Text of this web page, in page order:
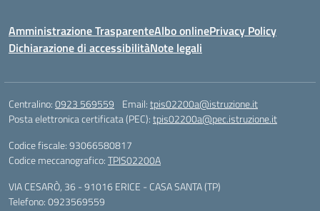
Amministrazione TrasparenteAlbo onlinePrivacy Policy
Dichiarazione di accessibilitàNote legali
Centralino:0923 569559 Email:tpis02200a@istruzione.it
Posta elettronica certificata (PEC):tpis02200a@pec.istruzione.it
Codice fiscale: 93066580817
Codice meccanografico:TPIS02200A
VIA CESARÒ, 36 - 91016 ERICE - CASA SANTA (TP)
Telefono: 0923569559